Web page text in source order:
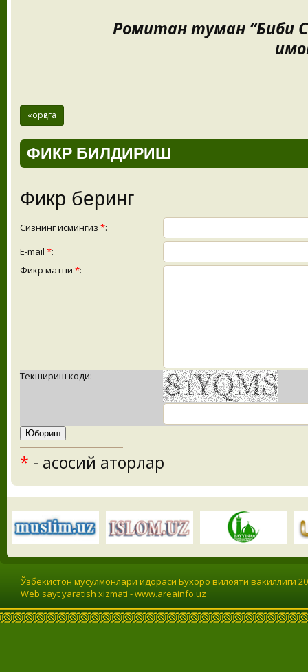
Ромитан туман “Биби
«орқага
ФИКР БИЛДИРИШ
Фикр беринг
Сизнинг исмингиз *:
E-mail *:
Фикр матни *:
Текшириш коди:
* - асосий қаторлар
Ўзбекистон мусулмонлари идораси Бухоро вилояти вакиллиги
Web sayt yaratish xizmati -www.areainfo.uz